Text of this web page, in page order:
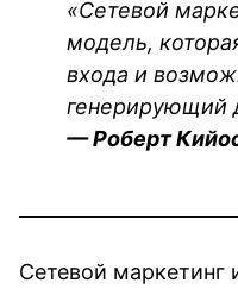
«Сетевой
модель,
входа и
генерирующий
— Роберт
Сетевой маркетинг